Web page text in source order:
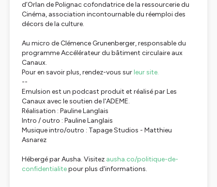
d’Orlan de Polignac cofondatrice de la ressourcerie du
Cinéma, association incontournable du réemploi des
décors de la culture.
Au micro de Clémence Grunenberger, responsable du
programme Accélérateur du bâtiment circulaire aux
Canaux.
Pour en savoir plus, rendez-vous surleur site.
--
Emulsion est un podcast produit et réalisé par Les
Canaux avec le soutien de l'ADEME.
Réalisation : Pauline Langlais
Intro / outro : Pauline Langlais
Musique intro/outro : Tapage Studios - Matthieu
Asnarez
Hébergé par Ausha. Visitez ausha.co/politique-de-
confidentialitepour plus d'informations.